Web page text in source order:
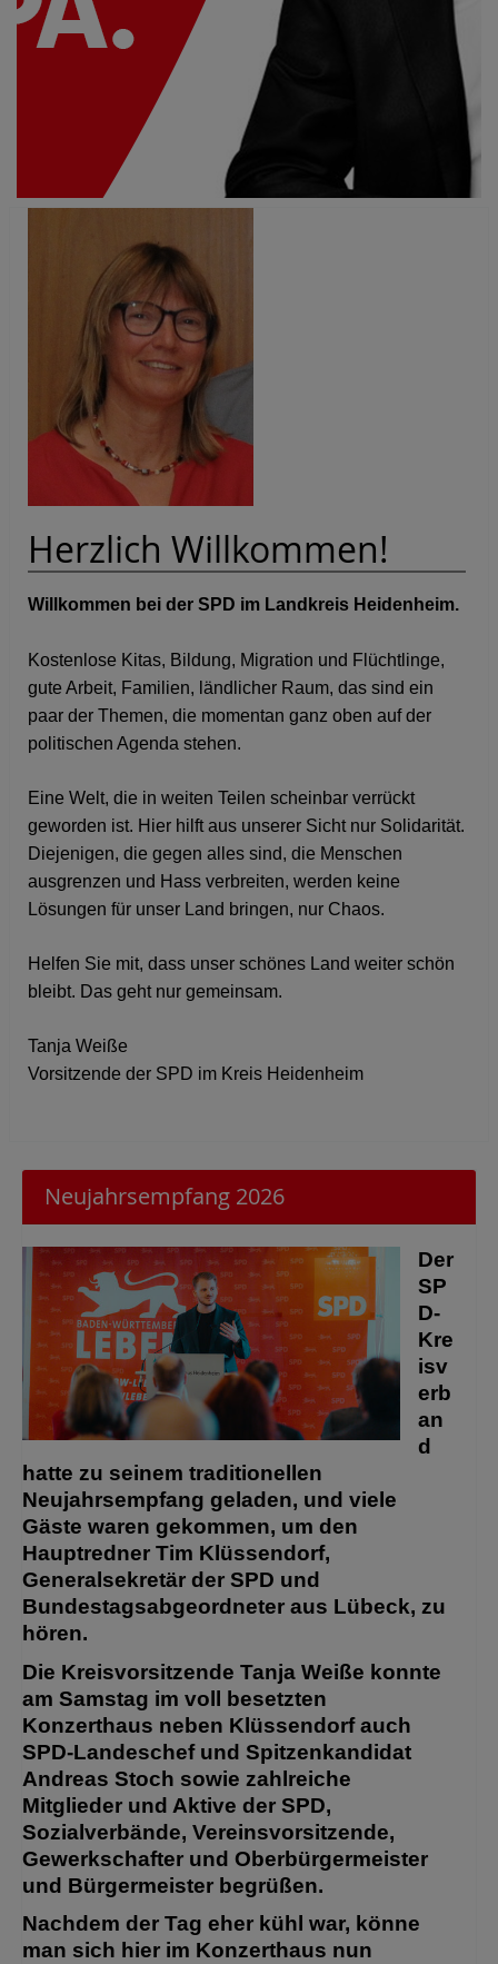
Herzlich Willkommen!
Willkommen bei der SPD im Landkreis Heidenheim.
Kostenlose Kitas, Bildung, Migration und Flüchtlinge,
gute Arbeit, Familien, ländlicher Raum, das sind ein
paar der Themen, die momentan ganz oben auf der
politischen Agenda stehen.
Eine Welt, die in weiten Teilen scheinbar verrückt
geworden ist. Hier hilft aus unserer Sicht nur Solidarität.
Diejenigen, die gegen alles sind, die Menschen
ausgrenzen und Hass verbreiten, werden keine
Lösungen für unser Land bringen, nur Chaos.
Helfen Sie mit, dass unser schönes Land weiter schön
bleibt. Das geht nur gemeinsam.
Tanja Weiße
Vorsitzende der SPD im Kreis Heidenheim
Neujahrsempfang 2026
Der
SP
D-
Kre
isv
erb
an
d
hatte zu seinem traditionellen
Neujahrsempfang geladen, und viele
Gäste waren gekommen, um den
Hauptredner Tim Klüssendorf,
Generalsekretär der SPD und
Bundestagsabgeordneter aus Lübeck, zu
hören.
Die Kreisvorsitzende Tanja Weiße konnte
am Samstag im voll besetzten
Konzerthaus neben Klüssendorf auch
SPD-Landeschef und Spitzenkandidat
Andreas Stoch sowie zahlreiche
Mitglieder und Aktive der SPD,
Sozialverbände, Vereinsvorsitzende,
Gewerkschafter und Oberbürgermeister
und Bürgermeister begrüßen.
Nachdem der Tag eher kühl war, könne
man sich hier im Konzerthaus nun